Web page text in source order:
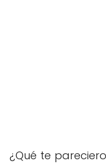
¿Qué te